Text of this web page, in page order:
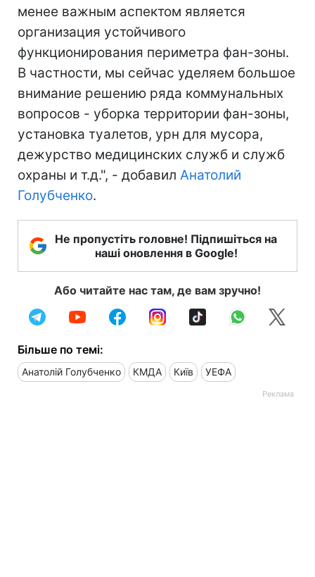
менее важным аспектом является
организация устойчивого
функционирования периметра фан-зоны.
В частности, мы сейчас уделяем большое
внимание решению ряда коммунальных
вопросов - уборка территории фан-зоны,
установка туалетов, урн для мусора,
дежурство медицинских служб и служб
охраны и т.д.", - добавил Анатолий
Голубченко.
Не пропустіть головне! Підпишіться на
наші оновлення в Google!
Або читайте нас там, де вам зручно!
Більше по темі:
Анатолій Голубченко КМДА Київ УЕФА